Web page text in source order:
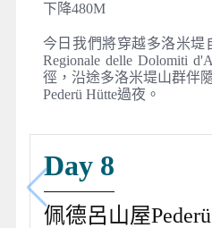
下降480M
今日我們將穿越多洛米堤
Regionale delle Dolomiti
徑，沿途多洛米堤山群伴
Pederü Hütte過夜。
Day 8
佩德呂山屋